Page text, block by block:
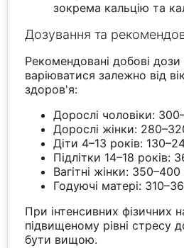
зокрема кальцію та
Дозування та
Рекомендовані добові
варіюватися залежно від
здоров'я:
Дорослі чоловіки:
Дорослі жінки:
Діти 4–13 років:
Підлітки 14–18 років:
Вагітні жінки:
Годуючі матері:
При інтенсивних фізичних
підвищеному рівні стресу
бути вищою.